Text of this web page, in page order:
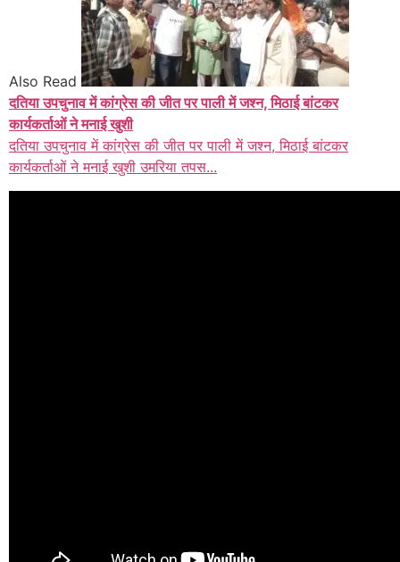
Also Read
दतिया उपचुनाव में कांग्रेस की जीत पर पाली में जश्न, मिठाई बांटकर
कार्यकर्ताओं ने मनाई खुशी
दतिया उपचुनाव में कांग्रेस की जीत पर पाली में जश्न, मिठाई बांटकर
कार्यकर्ताओं ने मनाई खुशी उमरिया तपस...